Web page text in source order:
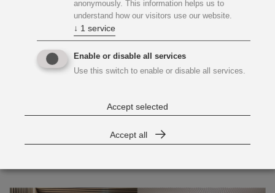
Beratung im Mittelpunkt
Besonderes Augenmerk galt dem neuen
persönliche und digitale Beratung bietet. Die offene, helle
Kundinnen und Kunden individuell und diskret beraten
anonymously. This information helps us to
understand how our visitors use our website.
↓ 1 service
Enable or disable all services
Use this switch to enable or disable all services.
Accept selected
Accept all